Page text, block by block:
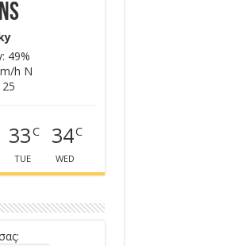
49%
h N
33C
TUE
34C
WED